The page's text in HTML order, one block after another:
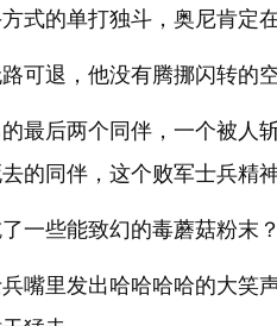
式的单打独斗，奥尼肯定
可退，他没有腾挪闪转的
最后两个同伴，一个被人
的同伴，这个败军士兵精神
一些能致幻的毒蘑菇粉末？
嘴里发出哈哈哈哈的大笑